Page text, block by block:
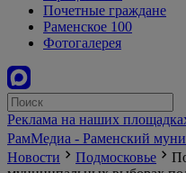
Почетные граждане
Раменское 100
Фотогалерея
Реклама на наших
РамМедиа - Раменский
Новости
Подмосковье